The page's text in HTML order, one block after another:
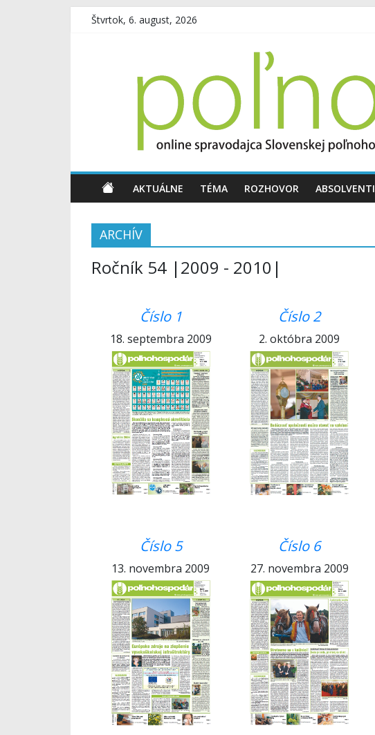
Štvrtok, 6. august, 2026
AKTUÁLNE TÉMA ROZHOVOR ABSOLVENTI
ARCHÍV
Ročník 54 |2009 - 2010|
Číslo 1
18. septembra 2009
Číslo 2
2. októbra 2009
Číslo 5
13. novembra 2009
Číslo 6
27. novembra 2009